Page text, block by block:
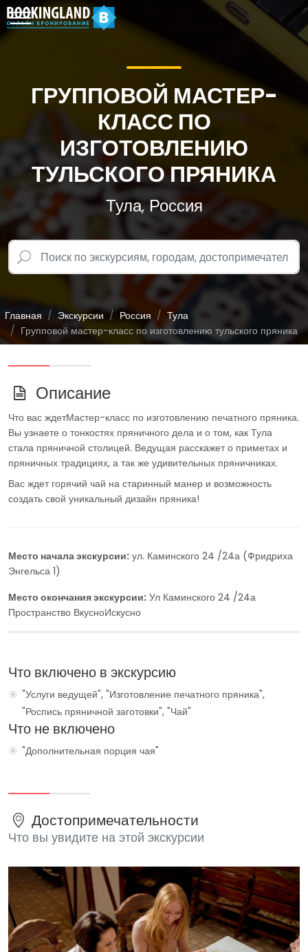
ГРУППОВОЙ МАСТЕР-
КЛАСС ПО
ИЗГОТОВЛЕНИЮ
ТУЛЬСКОГО ПРЯНИКА
Тула, Россия
Главная Экскурсии Россия
Тула
Групповой мастер-класс по изготовлению тульского пряника
Описание
Что вас ждетМастер-класс по изготовлению печатного пряника.
Вы узнаете о тонкостях пряничного дела и о том, как Тула
стала пряничной столицей. Ведущая расскажет о приметах и
пряничных традициях, а так же удивительных пряничниках.
Вас ждет горячий чай на старинный манер и возможность
создать свой уникальный дизайн пряника!
Место начала экскурсии: ул. Каминского 24 /24а (Фридриха
Энгельса 1)
Место окончания экскурсии: Ул Каминского 24 /24а
Пространство ВкусноИскусно
Что включено в экскурсию
"Услуги ведущей", "Изготовление печатного пряника",
"Роспись пряничной заготовки", "Чай"
Что не включено
"Дополнительная порция чая"
Достопримечательности
Что вы увидите на этой экскурсии